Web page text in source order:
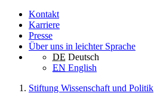
Kontakt
Karriere
Presse
Über uns in leichter Sprache
DE Deutsch
EN English
Stiftung Wissenschaft und Politik